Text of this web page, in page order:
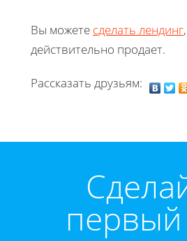
Вы можете сделать лендинг
действительно продает.
Рассказать друзьям: